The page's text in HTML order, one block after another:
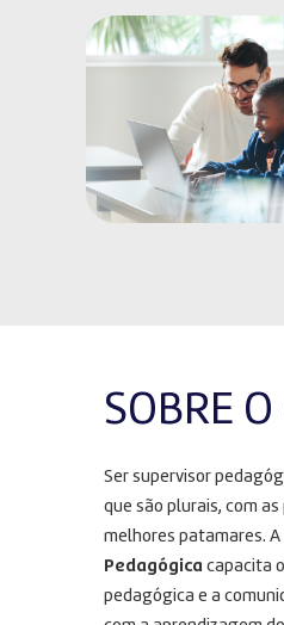
SOBRE
Ser supervisor
que são plurais, com
melhores patamares. A
Pedagógica capacita
pedagógica e a